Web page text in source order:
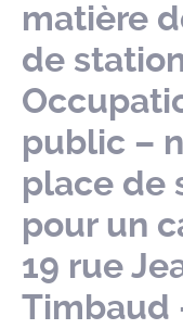
matière
de
public –
place de
pour un
19 rue
Timbaud